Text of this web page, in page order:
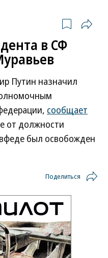
в СФ
Путин назначил
сообщает
от должности
был освобожден
Поделиться